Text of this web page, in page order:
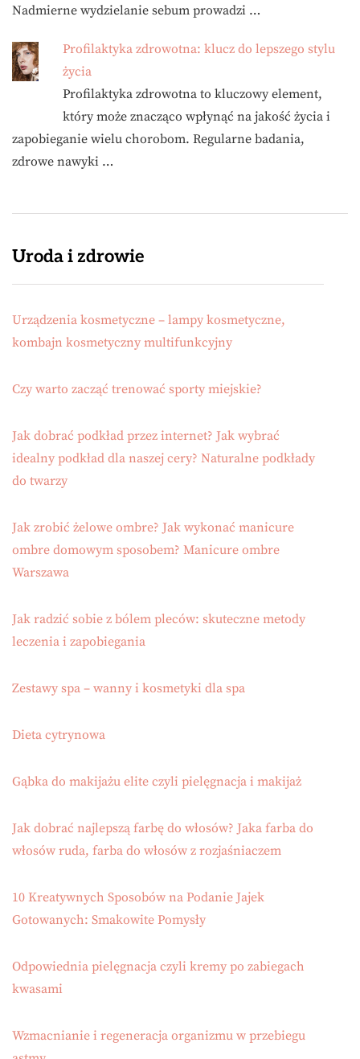
Nadmierne wydzielanie sebum prowadzi …
Profilaktyka zdrowotna: klucz do lepszego stylu
życia
Profilaktyka zdrowotna to kluczowy element,
który może znacząco wpłynąć na jakość życia i
zapobieganie wielu chorobom. Regularne badania,
zdrowe nawyki …
Uroda i zdrowie
Urządzenia kosmetyczne – lampy kosmetyczne,
kombajn kosmetyczny multifunkcyjny
Czy warto zacząć trenować sporty miejskie?
Jak dobrać podkład przez internet? Jak wybrać
idealny podkład dla naszej cery? Naturalne podkłady
do twarzy
Jak zrobić żelowe ombre? Jak wykonać manicure
ombre domowym sposobem? Manicure ombre
Warszawa
Jak radzić sobie z bólem pleców: skuteczne metody
leczenia i zapobiegania
Zestawy spa – wanny i kosmetyki dla spa
Dieta cytrynowa
Gąbka do makijażu elite czyli pielęgnacja i makijaż
Jak dobrać najlepszą farbę do włosów? Jaka farba do
włosów ruda, farba do włosów z rozjaśniaczem
10 Kreatywnych Sposobów na Podanie Jajek
Gotowanych: Smakowite Pomysły
Odpowiednia pielęgnacja czyli kremy po zabiegach
kwasami
Wzmacnianie i regeneracja organizmu w przebiegu